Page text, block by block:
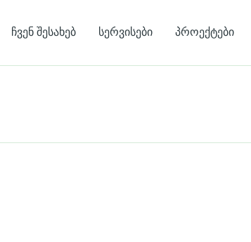
ჩვენ შესახებ სერვისები პროექტები